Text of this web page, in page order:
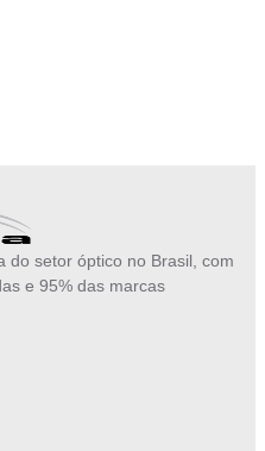
do setor óptico no Brasil, com
e 95% das marcas